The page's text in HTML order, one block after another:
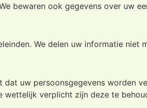
bewaren ook gegevens over uw
We delen uw informatie
uw persoonsgegevens worden
verplicht zijn deze te